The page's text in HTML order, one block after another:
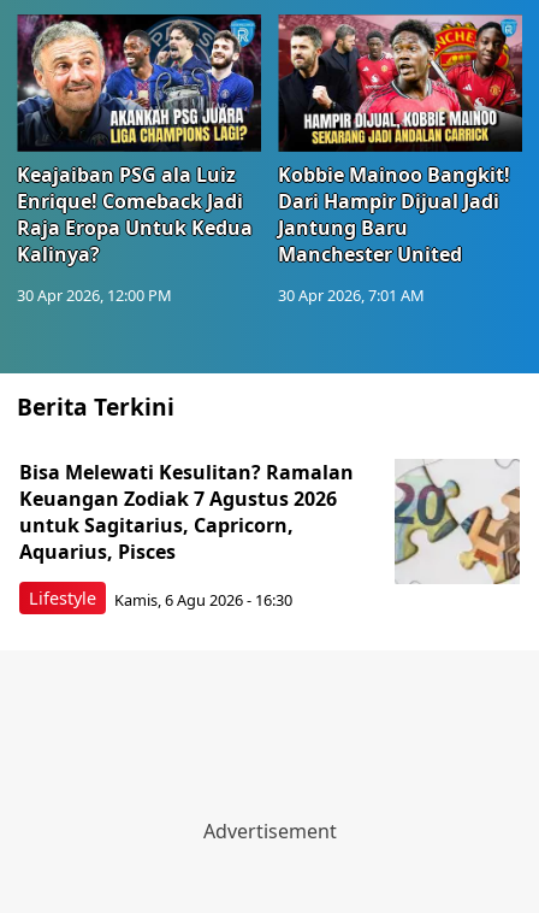
Keajaiban PSG ala Luiz
Enrique! Comeback Jadi
Raja Eropa Untuk Kedua
Kalinya?
30 Apr 2026, 12:00 PM
Kobbie Mainoo Bangkit!
Dari Hampir Dijual Jadi
Jantung Baru
Manchester United
30 Apr 2026, 7:01 AM
Berita Terkini
Lifestyle
Bisa Melewati Kesulitan? Ramalan
Keuangan Zodiak 7 Agustus 2026
untuk Sagitarius, Capricorn,
Aquarius, Pisces
Kamis, 6 Agu 2026 - 16:30